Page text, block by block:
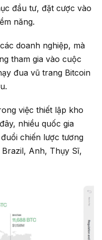
đầu tư, đặt cược vào
năng.
doanh nghiệp, mà
tham gia vào cuộc
đua vũ trang Bitcoin
việc thiết lập kho
nhiều quốc gia
chiến lược tương
Anh, Thụy Sĩ,